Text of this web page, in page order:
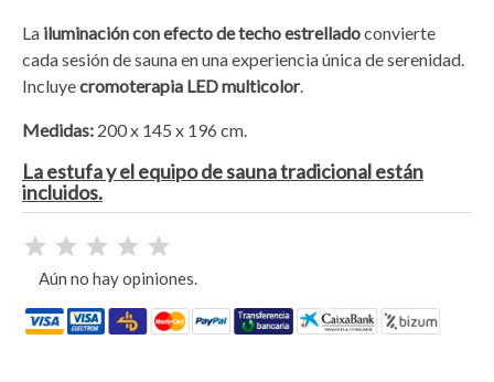
La iluminación con efecto de techo estrelladoconvierte
cada sesión de sauna en una experiencia única de serenidad.
Incluyecromoterapia LED multicolor.
Medidas: 200 x 145 x 196 cm.
La estufa y el equipo de sauna tradicional están
incluidos.
Aún no hay opiniones.